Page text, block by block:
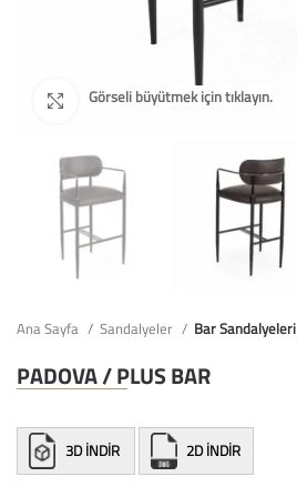
Ana Sayfa Sandalyeler Bar Sandalyeleri
PADOVA / PLUS BAR
3D İNDİR 2D İNDİR